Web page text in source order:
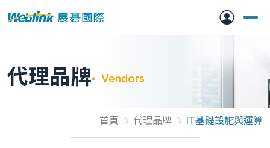
代理品牌 Vendors
首頁 代理品牌 IT基礎設施與運算